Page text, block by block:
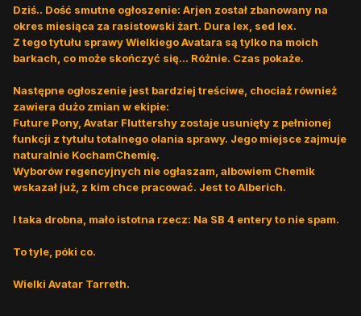
Dziś.. Dość smutne ogłoszenie: Arjen został zbanowany na
okres miesiąca za rasistowski żart. Dura lex, sed lex.
Z tego tytułu sprawy Wielkiego Avatara są tylko na moich
barkach, co może skończyć się... Różnie. Czas pokaże.
Następne ogłoszenie jest bardziej treściwe, chociaż również
zawiera dużo zmian w ekipie:
Future Pony, Avatar Fluttershy zostaje usunięty z pełnionej
funkcji z tytułu totalnego olania sprawy. Jego miejsce zajmuje
naturalnie KochamChemię.
Wyborów regencyjnych nie ogłaszam, albowiem Chemik
wskazał już, z kim chce pracować. Jest to Alberich.
I taka drobna, mało istotna rzecz: Na SB 4 entery to nie spam.
To tyle, póki co.
Wielki Avatar Tarreth.